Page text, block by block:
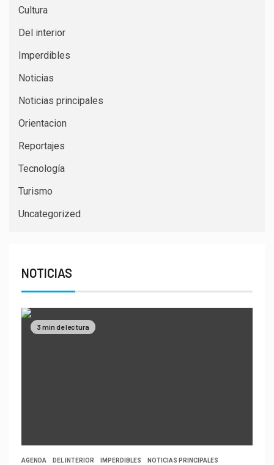
Cultura
Del interior
Imperdibles
Noticias
Noticias principales
Orientacion
Reportajes
Tecnología
Turismo
Uncategorized
NOTICIAS
3 min de lectura
AGENDA DEL INTERIOR IMPERDIBLES
NOTICIAS PRINCIPALES